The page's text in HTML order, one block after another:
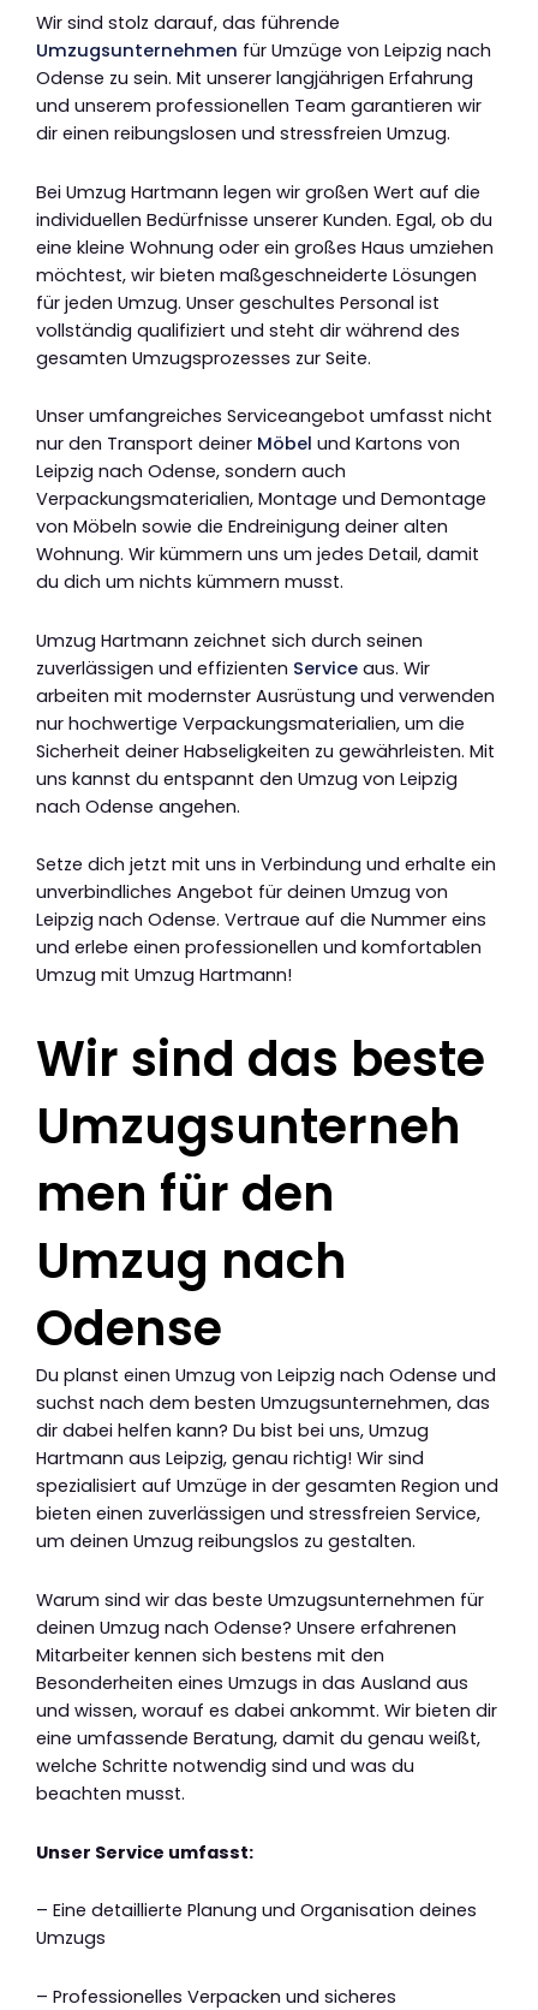
Wir sind stolz darauf, das führende
Umzugsunternehmen für Umzüge von Leipzig nach
Odense zu sein. Mit unserer langjährigen Erfahrung
und unserem professionellen Team garantieren wir
dir einen reibungslosen und stressfreien Umzug.
Bei Umzug Hartmann legen wir großen Wert auf die
individuellen Bedürfnisse unserer Kunden. Egal, ob du
eine kleine Wohnung oder ein großes Haus umziehen
möchtest, wir bieten maßgeschneiderte Lösungen
für jeden Umzug. Unser geschultes Personal ist
vollständig qualifiziert und steht dir während des
gesamten Umzugsprozesses zur Seite.
Unser umfangreiches Serviceangebot umfasst nicht
nur den Transport deiner Möbel und Kartons von
Leipzig nach Odense, sondern auch
Verpackungsmaterialien, Montage und Demontage
von Möbeln sowie die Endreinigung deiner alten
Wohnung. Wir kümmern uns um jedes Detail, damit
du dich um nichts kümmern musst.
Umzug Hartmann zeichnet sich durch seinen
zuverlässigen und effizienten Service aus. Wir
arbeiten mit modernster Ausrüstung und verwenden
nur hochwertige Verpackungsmaterialien, um die
Sicherheit deiner Habseligkeiten zu gewährleisten. Mit
uns kannst du entspannt den Umzug von Leipzig
nach Odense angehen.
Setze dich jetzt mit uns in Verbindung und erhalte ein
unverbindliches Angebot für deinen Umzug von
Leipzig nach Odense. Vertraue auf die Nummer eins
und erlebe einen professionellen und komfortablen
Umzug mit Umzug Hartmann!
Wir sind das beste
Umzugsunterneh
men für den
Umzug nach
Odense
Du planst einen Umzug von Leipzig nach Odense und
suchst nach dem besten Umzugsunternehmen, das
dir dabei helfen kann? Du bist bei uns, Umzug
Hartmann aus Leipzig, genau richtig! Wir sind
spezialisiert auf Umzüge in der gesamten Region und
bieten einen zuverlässigen und stressfreien Service,
um deinen Umzug reibungslos zu gestalten.
Warum sind wir das beste Umzugsunternehmen für
deinen Umzug nach Odense? Unsere erfahrenen
Mitarbeiter kennen sich bestens mit den
Besonderheiten eines Umzugs in das Ausland aus
und wissen, worauf es dabei ankommt. Wir bieten dir
eine umfassende Beratung, damit du genau weißt,
welche Schritte notwendig sind und was du
beachten musst.
Unser Service umfasst:
– Eine detaillierte Planung und Organisation deines
Umzugs
– Professionelles Verpacken und sicheres